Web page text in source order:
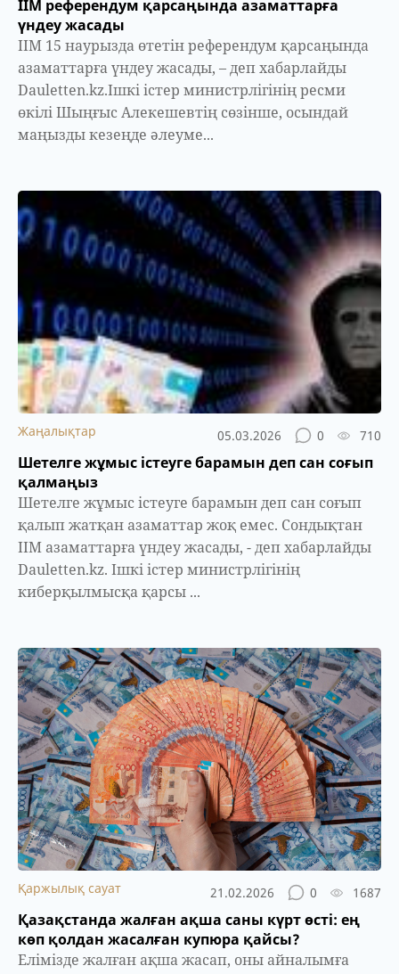
ІІМ референдум қарсаңында азаматтарға
үндеу жасады
ІІМ 15 наурызда өтетін референдум қарсаңында
азаматтарға үндеу жасады, – деп хабарлайды
Dauletten.kz.Ішкі істер министрлігінің ресми
өкілі Шыңғыс Алекешевтің сөзінше, осындай
маңызды кезеңде әлеуме...
Жаңалықтар 05.03.2026 0 710
Шетелге жұмыс істеуге барамын деп сан соғып
қалмаңыз
Шетелге жұмыс істеуге барамын деп сан соғып
қалып жатқан азаматтар жоқ емес. Сондықтан
ІІМ азаматтарға үндеу жасады, - деп хабарлайды
Dauletten.kz. Ішкі істер министрлігінің
киберқылмысқа қарсы ...
Қаржылық сауат 21.02.2026 0 1687
Қазақстанда жалған ақша саны күрт өсті: ең
көп қолдан жасалған купюра қайсы?
Елімізде жалған ақша жасап, оны айналымға